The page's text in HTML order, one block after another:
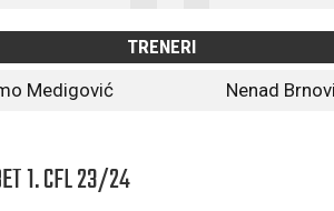
TRENERI
Medigović
Nenad
1. CFL 23/24